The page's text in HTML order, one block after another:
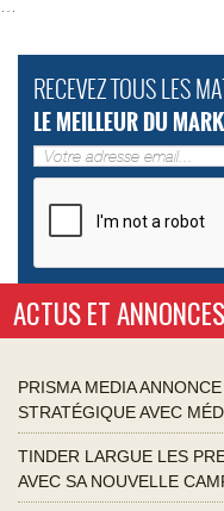
RECEVEZ TOUS LES
LE MEILLEUR DU
ACTUS ET ANNONCES
PRISMA MEDIA
STRATÉGIQUE AVEC
TINDER LARGUE LES
AVEC SA NOUVELLE